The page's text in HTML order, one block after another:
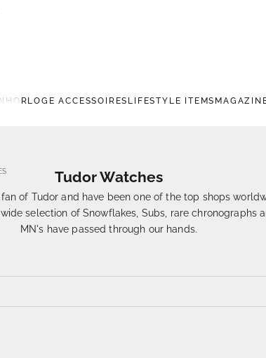
HORLOGE ACCESSOIRES LIFESTYLE ITEMS
Tudor Watches
fan of Tudor and have been one of the top shops
selection of Snowflakes, Subs, rare chronographs
MN's have passed through our hands.